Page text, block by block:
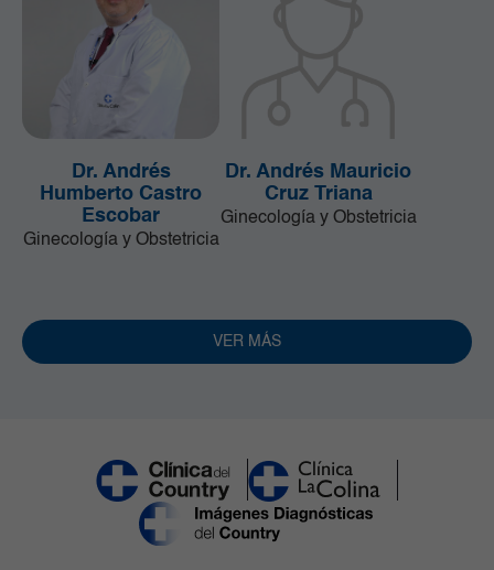
Dr. Andrés
Humberto Castro
Escobar
Ginecología y Obstetricia
Dr. Andrés Mauricio
Cruz Triana
Ginecología y Obstetricia
VER MÁS